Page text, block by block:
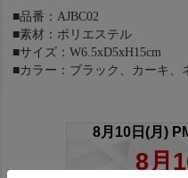
■品番：AJBC02
■素材：ポリエステル
■サイズ：W6.5xD5xH15cm
■カラー：ブラック、カーキ、